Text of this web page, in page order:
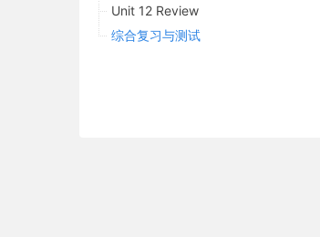
Unit 12 Review
综合复习与测试